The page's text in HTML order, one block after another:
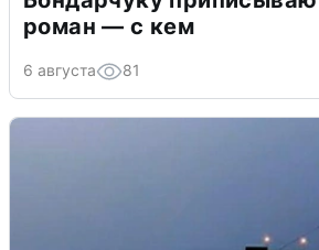
роман — с кем
6 августа 81